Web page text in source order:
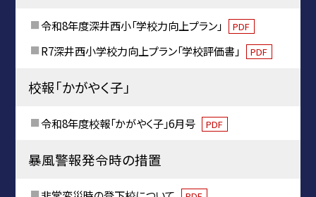
令和8年度深井西小「学校力向上プラン」 PDF
R7深井西小学校力向上プラン「学校評価書」 PDF
校報「かがやく子」
令和8年度校報「かがやく子」6月号 PDF
暴風警報発令時の措置